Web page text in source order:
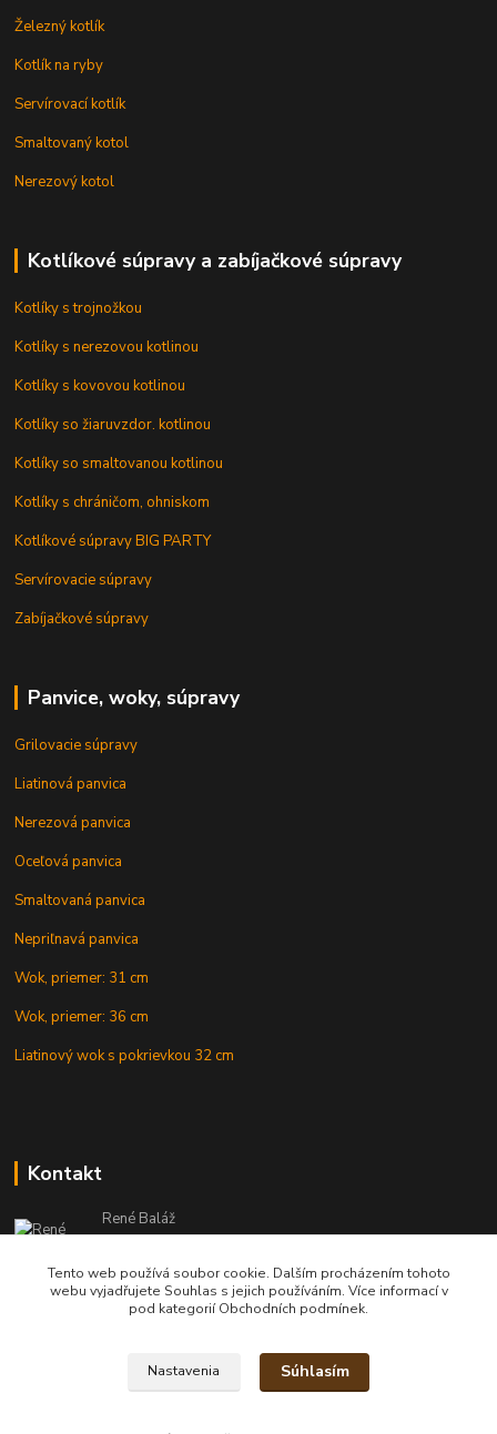
Železný kotlík
Kotlík na ryby
Servírovací kotlík
Smaltovaný kotol
Nerezový kotol
Kotlíkové súpravy a zabíjačkové súpravy
Kotlíky s trojnožkou
Kotlíky s nerezovou kotlinou
Kotlíky s kovovou kotlinou
Kotlíky so žiaruvzdor. kotlinou
Kotlíky so smaltovanou kotlinou
Kotlíky s chráničom, ohniskom
Kotlíkové súpravy BIG PARTY
Servírovacie súpravy
Zabíjačkové súpravy
Panvice, woky, súpravy
Grilovacie súpravy
Liatinová panvica
Nerezová panvica
Oceľová panvica
Smaltovaná panvica
Nepriľnavá panvica
Wok, priemer: 31 cm
Wok, priemer: 36 cm
Liatinový wok s pokrievkou 32 cm
Kontakt
René Baláž
Eshop: +421 902 212 007
od 8:00 - do 16:00 hod
info@kotlikyshop.sk
Tento web používá soubor cookie. Dalším procházením tohoto
webu vyjadřujete Souhlas s jejich používáním. Více informací v
pod kategorií Obchodních podmínek.
Nastavenia Súhlasím